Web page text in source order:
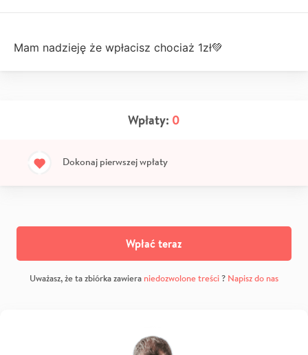
Mam nadzieję że wpłacisz chociaż 1zł💚
Wpłaty: 0
Dokonaj pierwszej wpłaty
Wpłać teraz
Uważasz, że ta zbiórka zawiera niedozwolone treści? Napisz do nas